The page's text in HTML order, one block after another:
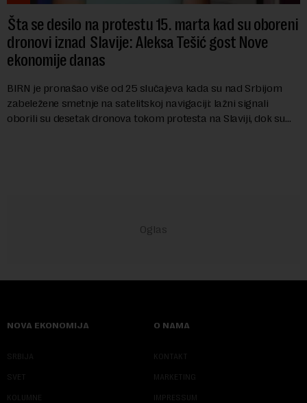
Šta se desilo na protestu 15. marta kad su oboreni
dronovi iznad Slavije: Aleksa Tešić gost Nove
ekonomije danas
BIRN je pronašao više od 25 slučajeva kada su nad Srbijom
zabeležene smetnje na satelitskoj navigaciji: lažni signali
oborili su desetak dronova tokom protesta na Slaviji, dok su
NOVA EKONOMIJA
SRBIJA
SVET
KOLUMNE
O NAMA
KONTAKT
MARKETING
IMPRESSUM